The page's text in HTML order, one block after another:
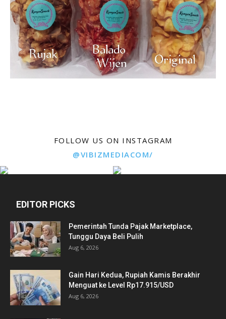
FOLLOW US ON INSTAGRAM
@VIBIZMEDIACOM/
EDITOR PICKS
Pemerintah Tunda Pajak Marketplace,
Tunggu Daya Beli Pulih
Aug 6, 2026
Gain Hari Kedua, Rupiah Kamis Berakhir
Menguat ke Level Rp17.915/USD
Aug 6, 2026